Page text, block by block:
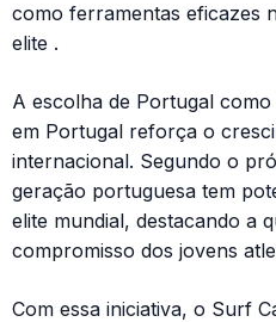
como ferramentas eficazes
elite .
A escolha de Portugal
em Portugal reforça o
internacional. Segundo o
geração portuguesa tem
elite mundial, destacando a
compromisso dos jovens
Com essa iniciativa, o Surf